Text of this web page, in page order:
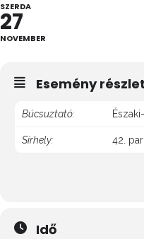
SZERDA
27
NOVEMBER
Esemény
Búcsuztató:
Sírhely: 42.
Idő